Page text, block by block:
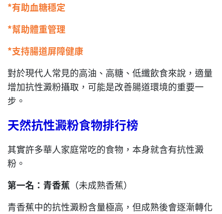
*有助血糖穩定
*幫助體重管理
*支持腸道屏障健康
對於現代人常見的高油、高糖、低纖飲食來說，適量
增加抗性澱粉攝取，可能是改善腸道環境的重要一
步。
天然抗性澱粉食物排行榜
其實許多華人家庭常吃的食物，本身就含有抗性澱
粉。
第一名：青香蕉 （未成熟香蕉）
青香蕉中的抗性澱粉含量極高，但成熟後會逐漸轉化